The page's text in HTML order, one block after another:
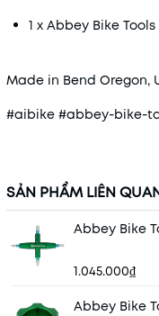
1 x Abbey Bike
Made in Bend Oregon,
#aibike #abbey-bike-
SẢN PHẨM LIÊN
Abbey Bike
1.045.000₫
Abbey Bike